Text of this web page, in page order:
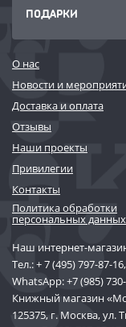
ПОДАРКИ
О нас
Новости и
Доставка и оплата
Отзывы
Наши проекты
Привилегии
Контакты
Политика обработки
персональных данных
Наш интернет-
Тел.:+ 7 (495) 797-87-16,
WhatsApp:+7 (985)
Книжный магазин
125375, г. Москва, ул.